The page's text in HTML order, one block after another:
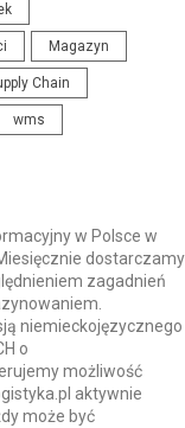
Magazyn
Chain
wms
w Polsce w
dostarczamy
zagadnień
niemieckojęzycznego
o
możliwość
aktywnie
może być